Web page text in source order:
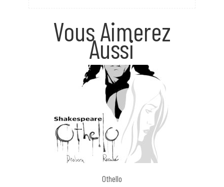
Vous Aimerez
Aussi
Othello